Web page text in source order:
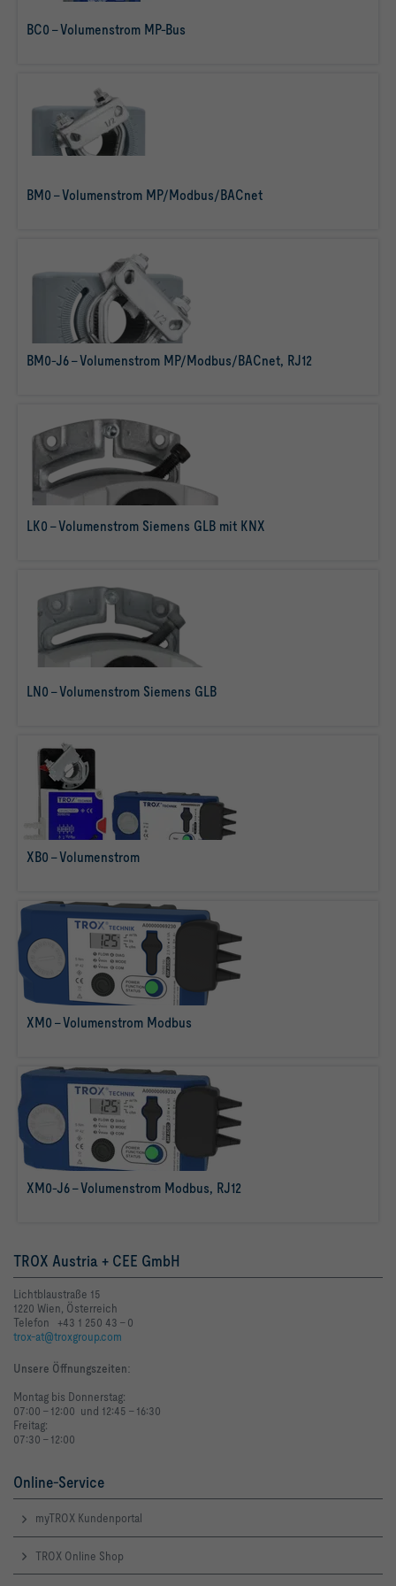
BC0 - Volumenstrom MP-Bus
BM0 - Volumenstrom MP/Modbus/BACnet
BM0-J6 - Volumenstrom MP/Modbus/BACnet, RJ12
LK0 - Volumenstrom Siemens GLB mit KNX
LN0 - Volumenstrom Siemens GLB
XB0 - Volumenstrom
XM0 - Volumenstrom Modbus
XM0-J6 - Volumenstrom Modbus, RJ12
TROX Austria + CEE GmbH
Lichtblaustraße 15
1220 Wien, Österreich
Telefon +43 1 250 43 - 0
trox-at@troxgroup.com
Unsere Öffnungszeiten:
Montag bis Donnerstag:
07:00 - 12:00 und 12:45 - 16:30
Freitag:
07:30 - 12:00
Online-Service
myTROX Kundenportal
TROX Online Shop